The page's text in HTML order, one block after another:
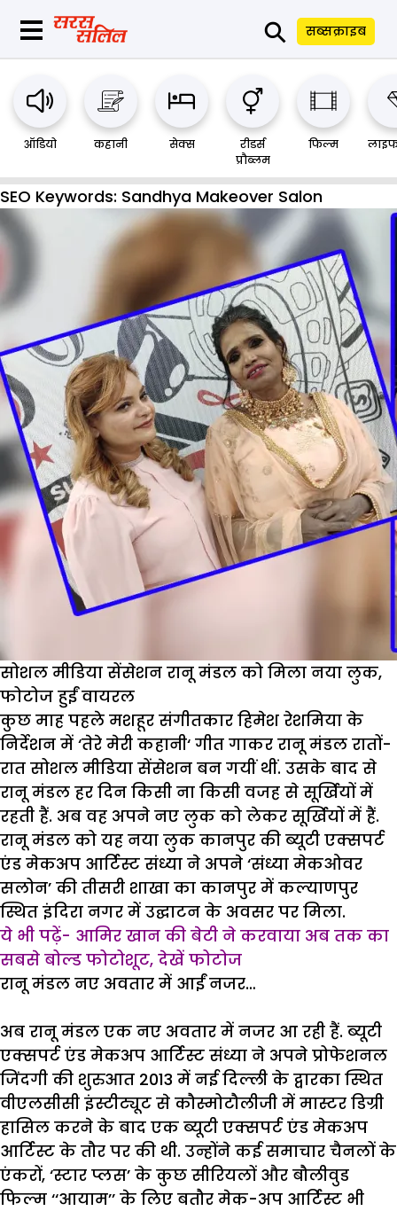
⚲ सब्सक्राइब
ऑडियो कहानी सेक्स
रीडर्स
प्रौब्लम
फिल्म
SEO Keywords: Sandhya Makeover Salon
सोशल मीडिया सेंसेशन रानू मंडल को मिला नया लुक,
फोटोज हुईं वायरल
कुछ माह पहले मशहूर संगीतकार हिमेश रेशमिया के
निर्देशन में ‘तेरे मेरी कहानी‘ गीत गाकर रानू मंडल रातों-
रात सोशल मीडिया सेंसेशन बन गयीं थीं. उसके बाद से
रानू मंडल हर दिन किसी ना किसी वजह से सूर्खियों में
रहती हैं. अब वह अपने नए लुक को लेकर सूर्खियों में हैं.
रानू मंडल को यह नया लुक कानपुर की ब्यूटी एक्सपर्ट
एंड मेकअप आर्टिस्ट संध्या ने अपने ‘संध्या मेकओवर
सलोन’ की तीसरी शाखा का कानपुर में कल्याणपुर
स्थित इंदिरा नगर में उद्घाटन के अवसर पर मिला.
ये भी पढ़ें- आमिर खान की बेटी ने करवाया अब तक का
सबसे बोल्ड फोटोशूट, देखें फोटोज
रानू मंडल नए अवतार में आईं नजर…
अब रानू मंडल एक नए अवतार में नजर आ रही हैं. ब्यूटी
एक्सपर्ट एंड मेकअप आर्टिस्ट संध्या ने अपने प्रोफेशनल
जिंदगी की शुरुआत 2013 में नई दिल्ली के द्वारका स्थित
वीएलसीसी इंस्टीट्यूट से कौस्मोटौलीजी में मास्टर डिग्री
हासिल करने के बाद एक ब्यूटी एक्सपर्ट एंड मेकअप
आर्टिस्ट के तौर पर की थी. उन्होंने कई समाचार चैनलों के
एंकरों, ‘स्टार प्लस’ के कुछ सीरियलों और बौलीवुड
फिल्म ‘‘आयाम’’ के लिए बतौर मेक-अप आर्टिस्ट भी